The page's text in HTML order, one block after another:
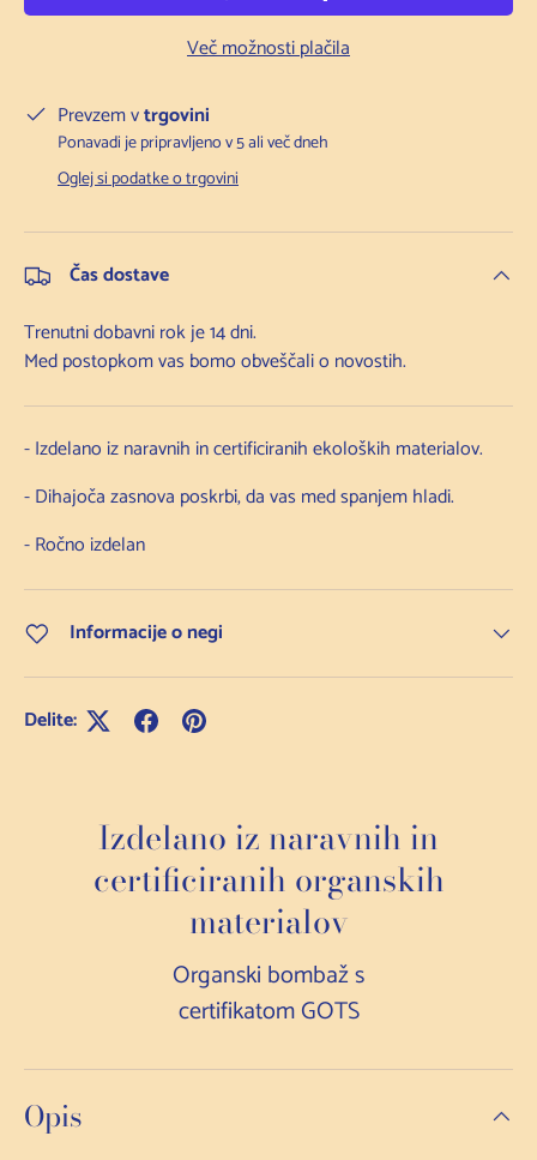
Več možnosti plačila
Prevzem vtrgovini
Ponavadi je pripravljeno v 5 ali več dneh
Oglej si podatke o trgovini
Čas dostave
Trenutni dobavni rok je 14 dni.
Med postopkom vas bomo obveščali o novostih.
- Izdelano iz naravnih in certificiranih ekoloških materialov.
- Dihajoča zasnova poskrbi, da vas med spanjem hladi.
- Ročno izdelan
Informacije o negi
Delite:
Izdelano iz naravnih in
certificiranih organskih
materialov
Organski bombaž s
certifikatom GOTS
Opis